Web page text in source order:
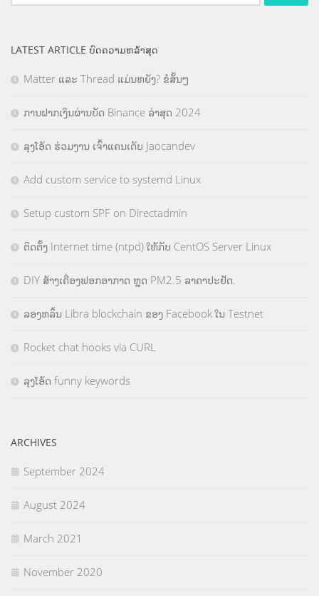
for:
LATEST ARTICLE ບົດຄວາມຫລ້າສຸດ
Matter ແລະ Thread ແມ່ນຫຍັງ? ຂໍສັ້ນໆ
ການຝາກເງິນຜ່ານບັດ Binance ລ່າສຸດ 2024
ລຸງໂອ້ດ ຮ່ວມງານ ເຈົ້າແຄນເດັບ Jaocandev
Add custom service to systemd Linux
Setup custom SPF on Directadmin
ຕິດຕັ້ງ Internet time (ntpd) ໃຫ້ກັບ CentOS Server Linux
DIY ສ້າງເຄື່ອງຟອກອາກາດ ຫຼຸດ PM2.5 ລາຄາປະຢັດ.
ລອງຫລິ້ນ Libra blockchain ຂອງ Facebook ໃນ Testnet
Rocket chat hooks via CURL
ລຸງໂອ້ດ funny keywords
ARCHIVES
September 2024
August 2024
March 2021
November 2020